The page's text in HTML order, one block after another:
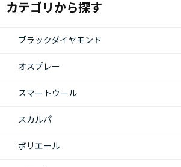
カテゴリから探す
ブラックダイヤモンド
オスプレー
スマートウール
スカルパ
ボリエール